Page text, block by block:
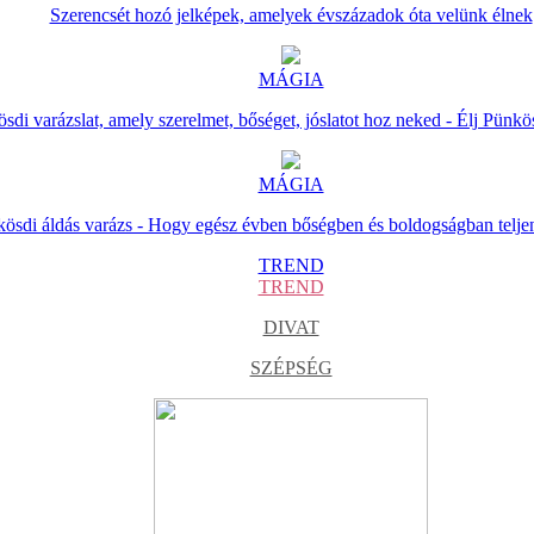
Szerencsét hozó jelképek, amelyek évszázadok óta velünk élnek
MÁGIA
varázslat, amely szerelmet, bőséget, jóslatot hoz neked - Élj
MÁGIA
áldás varázs - Hogy egész évben bőségben és boldogságban
TREND
TREND
DIVAT
SZÉPSÉG